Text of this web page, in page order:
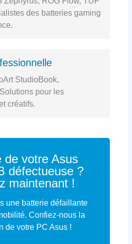
des batteries gaming
StudioBook,
pour les
créatifs.
de votre Asus
défectueuse ?
maintenant !
une batterie défaillante
Confiez-nous la
de votre PC Asus !